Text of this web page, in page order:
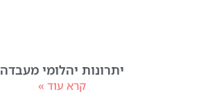
יתרונות יהלומי מעבדה
קרא עוד »